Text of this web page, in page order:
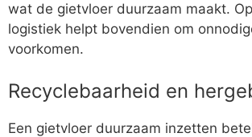
wat de gietvloer duurzaam maakt.
logistiek helpt bovendien om
voorkomen.
Recyclebaarheid en
Een gietvloer duurzaam inzetten